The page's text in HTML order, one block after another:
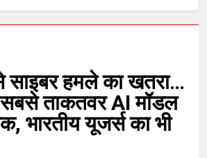
हमले का खतरा…
ताकतवर AI मॉडल
भारतीय यूजर्स का भी